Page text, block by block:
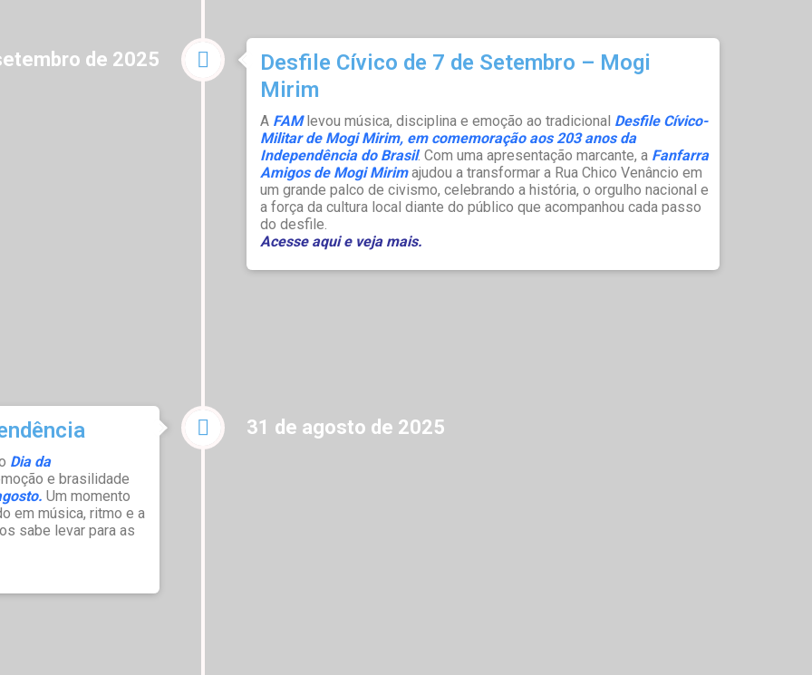
de 2025
Desfile Cívico de 7 de Setembro – Mogi
Mirim
A FAMlevou música, disciplina e emoção ao tradicional Desfile Cívico-
Militar de Mogi Mirim, em comemoração aos 203 anos da
Independência do Brasil. Com uma apresentação marcante, a Fanfarra
Amigos de Mogi Mirimajudou a transformar a Rua Chico Venâncio em
um grande palco de civismo, celebrando a história, o orgulho nacional e
a força da cultura local diante do público que acompanhou cada passo
do desfile.
Acesse aqui e veja mais.
31 de agosto de 2025
Dia da
e brasilidade
Um momento
em música, ritmo e a
sabe levar para as